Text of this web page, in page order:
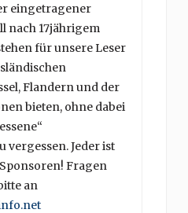
eingetragener
nach 17jährigem
für unsere Leser
Flandern und der
bieten, ohne dabei
vergessen. Jeder ist
Fragen
an